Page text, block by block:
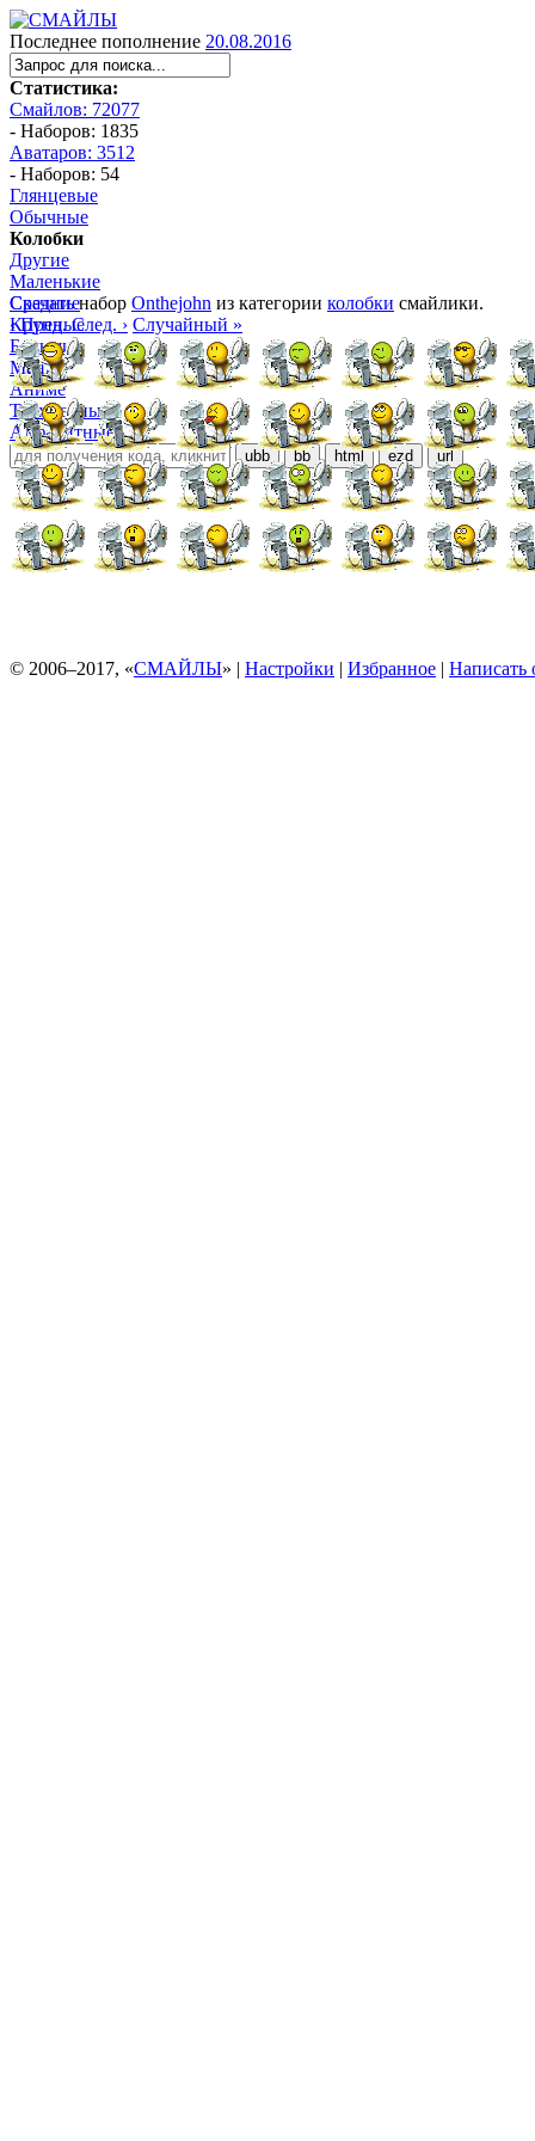
Последнее пополнение 20.08.2016
Статистика:
Смайлов: 72077
- Наборов: 1835
Аватаров: 3512
- Наборов: 54
Глянцевые
Обычные
Колобки
Другие
Маленькие
Средние
Крупные
Большие
Манга
Аниме
Трёхмерные
Алфавитные
ubb bb html ezd url
Скачатьнабор Onthejohn из категории колобки смайлики.
‹ Пред. След. › Случайный »
© 2006–2017, «СМАЙЛЫ» | Настройки | Избранное | Написать